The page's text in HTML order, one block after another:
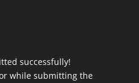
successfully!
while submitting the